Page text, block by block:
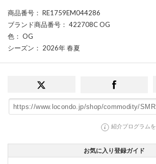
商品番号 ： RE1759EM044286
ブランド商品番号 ： 422708C OG
色 ： OG
シーズン ： 2026年 春夏
紹介プログラム
お気に入り登録ガイド